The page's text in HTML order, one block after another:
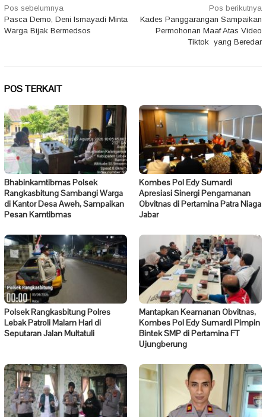
Navigasi
pos
Pos sebelumnya
Pasca Demo, Deni Ismayadi Minta
Warga Bijak Bermedsos
Pos berikutnya
Kades Panggarangan Sampaikan
Permohonan Maaf Atas Video
Tiktok yang Beredar
POS TERKAIT
Bhabinkamtibmas Polsek
Rangkasbitung Sambangi Warga
di Kantor Desa Aweh, Sampaikan
Pesan Kamtibmas
Kombes Pol Edy Sumardi
Apresiasi Sinergi Pengamanan
Obvitnas di Pertamina Patra Niaga
Jabar
Polsek Rangkasbitung Polres
Lebak Patroli Malam Hari di
Seputaran Jalan Multatuli
Mantapkan Keamanan Obvitnas,
Kombes Pol Edy Sumardi Pimpin
Bintek SMP di Pertamina FT
Ujungberung